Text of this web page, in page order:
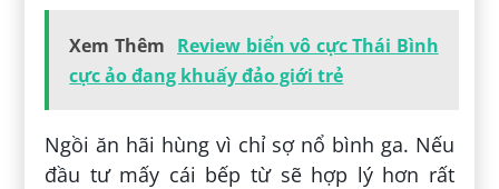
Xem Thêm Review biển vô cực Thái Bình
cực ảo đang khuấy đảo giới trẻ
Ngồi ăn hãi hùng vì chỉ sợ nổ bình ga. Nếu
đầu tư mấy cái bếp từ sẽ hợp lý hơn rất